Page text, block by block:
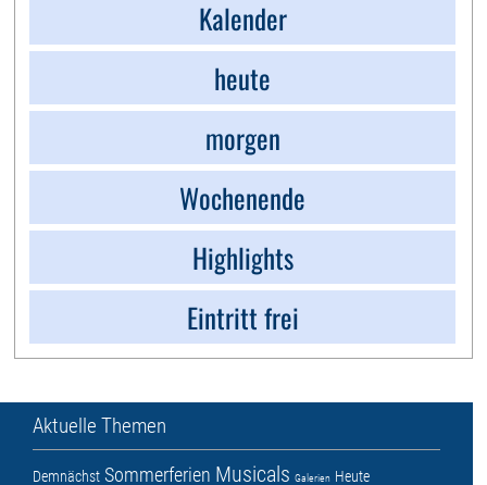
Kalender
heute
morgen
Wochenende
Highlights
Eintritt frei
Aktuelle Themen
Demnächst Sommerferien Musicals Galerien Heute